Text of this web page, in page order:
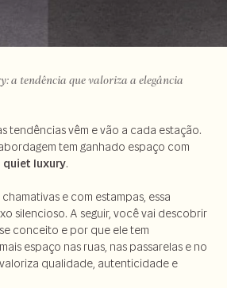
a tendência que valoriza a elegância
tendências vêm e vão a cada estação.
tem ganhado espaço com
quiet luxury.
e com estampas, essa
silencioso. A seguir, você vai descobrir
conceito e por que ele tem
espaço nas ruas, nas passarelas e no
qualidade, autenticidade e